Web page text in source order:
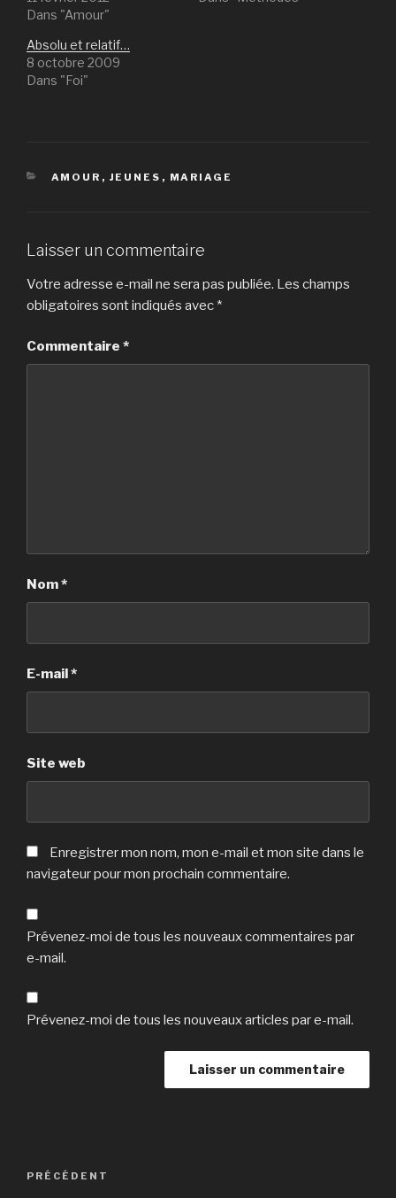
Dans "Amour"
Absolu et relatif…
8 octobre 2009
Dans "Foi"
CATÉGORIES
AMOUR , JEUNES , MARIAGE
Laisser un commentaire
Votre adresse e-mail ne sera pas publiée. Les champs
obligatoires sont indiqués avec *
Commentaire *
Nom*
E-mail*
Site web
Enregistrer mon nom, mon e-mail et mon site dans le
navigateur pour mon prochain commentaire.
Prévenez-moi de tous les nouveaux commentaires par
e-mail.
Prévenez-moi de tous les nouveaux articles par e-mail.
Navigation
Article
PRÉCÉDENT